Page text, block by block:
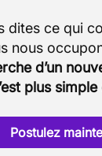
dites ce qui
d’un
plus
Postulez